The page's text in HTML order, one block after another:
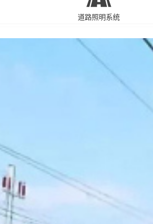
道路照明系统